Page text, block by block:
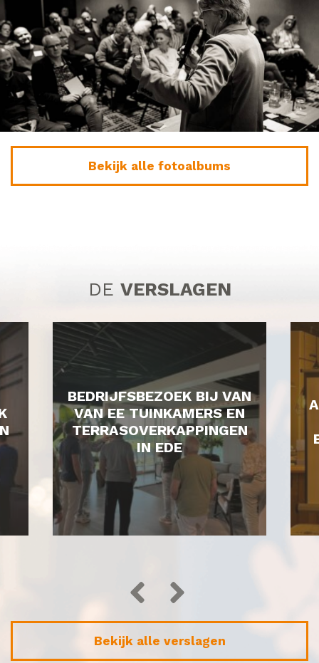
Bekijk alle fotoalbums
DE VERSLAGEN
BEDRIJFSBEZOEK BIJ VAN
VAN EE TUINKAMERS EN
TERRASOVERKAPPINGEN
IN EDE
Bekijk alle verslagen